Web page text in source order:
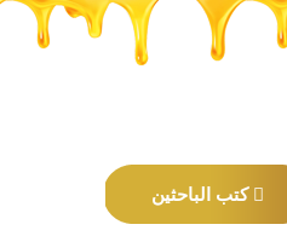
كتب الباحثين